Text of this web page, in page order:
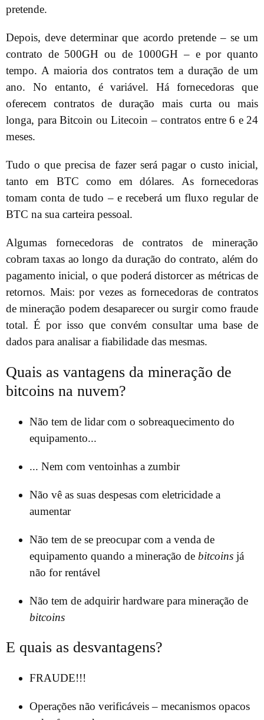
pretende.
Depois, deve determinar que acordo pretende – se um
contrato de 500GH ou de 1000GH – e por quanto
tempo. A maioria dos contratos tem a duração de um
ano. No entanto, é variável. Há fornecedoras que
oferecem contratos de duração mais curta ou mais
longa, para Bitcoin ou Litecoin – contratos entre 6 e 24
meses.
Tudo o que precisa de fazer será pagar o custo inicial,
tanto em BTC como em dólares. As fornecedoras
tomam conta de tudo – e receberá um fluxo regular de
BTC na sua carteira pessoal.
Algumas fornecedoras de contratos de mineração
cobram taxas ao longo da duração do contrato, além do
pagamento inicial, o que poderá distorcer as métricas de
retornos. Mais: por vezes as fornecedoras de contratos
de mineração podem desaparecer ou surgir como fraude
total. É por isso que convém consultar uma base de
dados para analisar a fiabilidade das mesmas.
Quais as vantagens da mineração de
bitcoins na nuvem?
Não tem de lidar com o sobreaquecimento do
equipamento...
... Nem com ventoinhas a zumbir
Não vê as suas despesas com eletricidade a
aumentar
Não tem de se preocupar com a venda de
equipamento quando a mineração de bitcoins já
não for rentável
Não tem de adquirir hardware para mineração de
bitcoins
E quais as desvantagens?
FRAUDE!!!
Operações não verificáveis – mecanismos opacos